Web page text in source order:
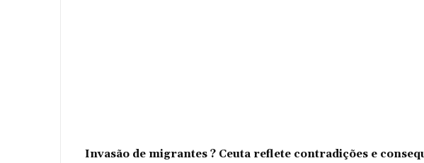
Invasão de migrantes ? Ceuta reflete contradições e